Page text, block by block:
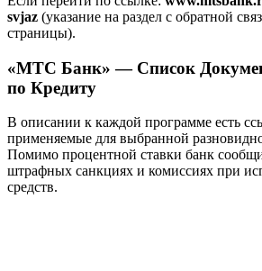
svjaz (указание на раздел с обратной
страницы).
«МТС Банк» — Список
по Кредиту
В описании к каждой программе есть
применяемые для выбранной
Помимо процентной ставки банк
штрафных санкциях и комиссиях при
средств.